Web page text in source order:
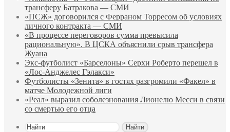
трансферу Батракова — СМИ
«ПСЖ» договорился с Ферраном Торресом об условиях
личного контракта — СМИ
«В процессе переговоров сумма превысила
рациональную». В ЦСКА объяснили срыв трансфера
Жуана
Экс‑футболист «Барселоны» Серхи Роберто перешел в
«Лос‑Анджелес Гэлакси»
Футболисты «Зенита» в гостях разгромили «Факел» в
матче Молодежной лиги
«Реал» выразил соболезнования Лионелю Месси в связи
со смертью его отца
Найти